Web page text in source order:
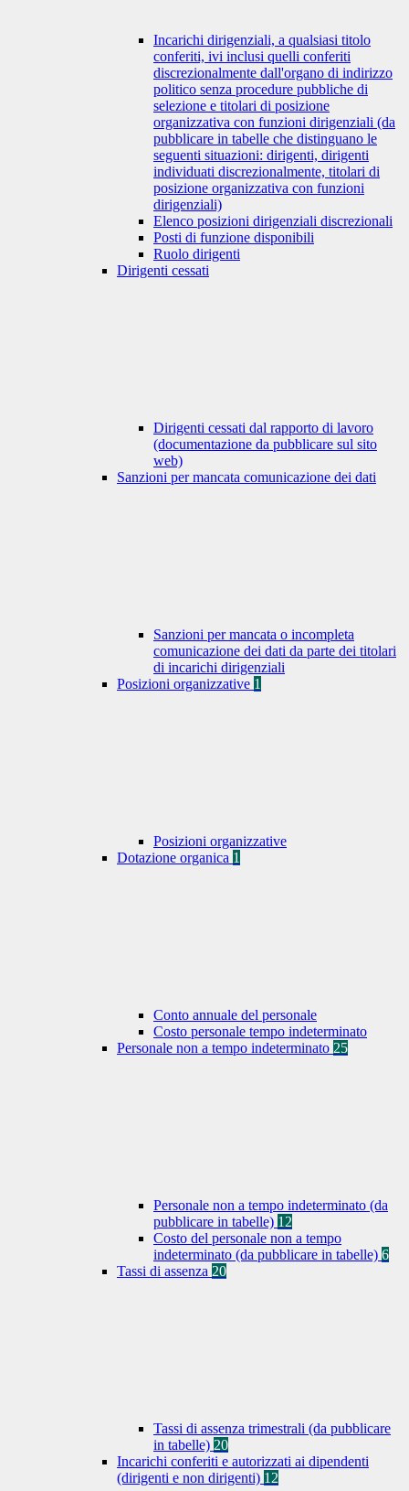
Incarichi dirigenziali, a qualsiasi titolo
conferiti, ivi inclusi quelli conferiti
discrezionalmente dall'organo di indirizzo
politico senza procedure pubbliche di
selezione e titolari di posizione
organizzativa con funzioni dirigenziali (da
pubblicare in tabelle che distinguano le
seguenti situazioni: dirigenti, dirigenti
individuati discrezionalmente, titolari di
posizione organizzativa con funzioni
dirigenziali)
Elenco posizioni dirigenziali discrezionali
Posti di funzione disponibili
Ruolo dirigenti
Dirigenti cessati
Dirigenti cessati dal rapporto di lavoro
(documentazione da pubblicare sul sito
web)
Sanzioni per mancata comunicazione dei dati
Sanzioni per mancata o incompleta
comunicazione dei dati da parte dei titolari
di incarichi dirigenziali
Posizioni organizzative 1
Posizioni organizzative
Dotazione organica 1
Conto annuale del personale
Costo personale tempo indeterminato
Personale non a tempo indeterminato 25
Personale non a tempo indeterminato (da
pubblicare in tabelle) 12
Costo del personale non a tempo
indeterminato (da pubblicare in tabelle) 6
Tassi di assenza 20
Tassi di assenza trimestrali (da pubblicare
in tabelle) 20
Incarichi conferiti e autorizzati ai dipendenti
(dirigenti e non dirigenti) 12